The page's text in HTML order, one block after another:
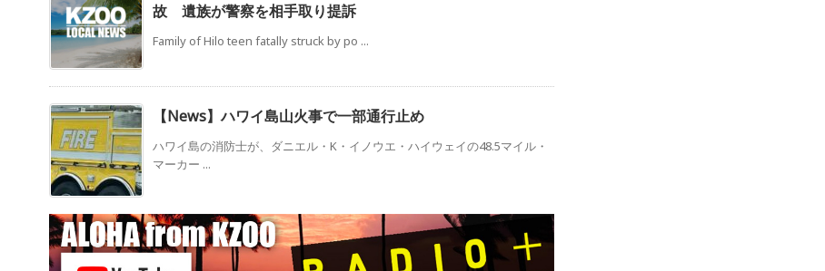
故 遺族が警察を相手取り提訴
Family of Hilo teen fatally struck by po ...
【News】ハワイ島山火事で一部通行止め
ハワイ島の消防士が、ダニエル・K・イノウエ・ハイウェイの48.5マイル・
マーカー ...